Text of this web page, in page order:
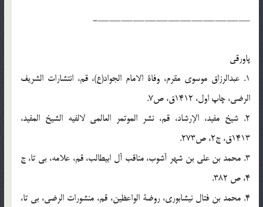
—————————————-
پاورقی
1. عبدالرزاق موسوی مقرم، وفاة الامام الجواد(ع)، قم، انتشارات الشریف
الرضی، چاپ اول، 1412ق، ص7.
2. شیخ مفید، الإرشاد، قم، نشر الموتمر العالمی لالفیه الشیخ المفید،
1413ق، ج2، ص273.
3. محمد بن علی بن شهر آشوب، مناقب آل ابیطالب، قم، علامه، بی تا، ج
4، ص 382.
4. محمد بن فتال نیشابوری، روضة الواعظین، قم، منشورات الرضی، بی تا،